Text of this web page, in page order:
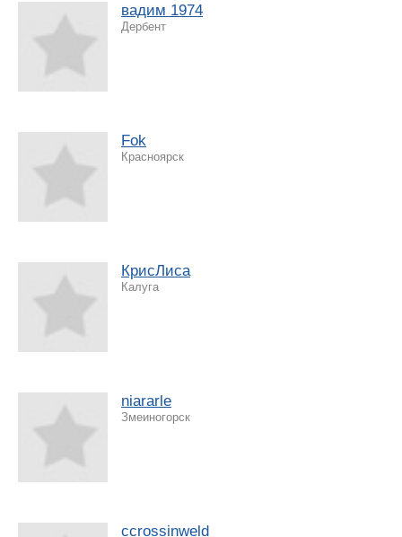
вадим 1974
Дербент
Fok
Красноярск
КрисЛиса
Калуга
niararle
Змеиногорск
ccrossinweld